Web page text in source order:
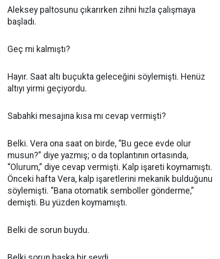
Aleksey paltosunu çıkarırken zihni hızla çalışmaya
başladı.
Geç mi kalmıştı?
Hayır. Saat altı buçukta geleceğini söylemişti. Henüz
altıyı yirmi geçiyordu.
Sabahki mesajına kısa mı cevap vermişti?
Belki. Vera ona saat on birde, “Bu gece evde olur
musun?” diye yazmış; o da toplantının ortasında,
“Olurum,” diye cevap vermişti. Kalp işareti koymamıştı.
Önceki hafta Vera, kalp işaretlerini mekanik bulduğunu
söylemişti. “Bana otomatik semboller gönderme,”
demişti. Bu yüzden koymamıştı.
Belki de sorun buydu.